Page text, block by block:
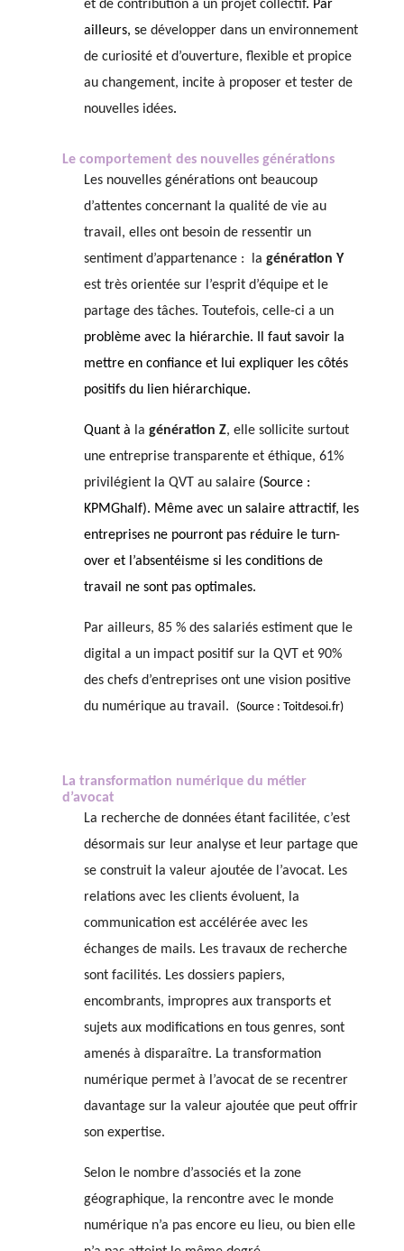
et de contribution à un projet collectif. Par
ailleurs, se développer dans un environnement
de curiosité et d’ouverture, flexible et propice
au changement, incite à proposer et tester de
nouvelles idées.
Le comportement des nouvelles générations
Les nouvelles générations ont beaucoup
d’attentes concernant la qualité de vie au
travail, elles ont besoin de ressentir un
sentiment d’appartenance :
la génération Y
est très orientée sur l’esprit d’équipe et le
partage des tâches. Toutefois, celle-ci a un
problème avec la hiérarchie. Il faut savoir la
mettre en confiance et lui expliquer les côtés
positifs du lien hiérarchique.
Quant à la génération Z, elle sollicite surtout
une entreprise transparente et éthique, 61%
privilégient la QVT au salaire(Source :
KPMGhalf). Même avec un salaire attractif, les
entreprises ne pourront pas réduire le turn-
over et l’absentéisme si les conditions de
travail ne sont pas optimales.
Par ailleurs, 85 % des salariés estiment que le
digital a un impact positif sur la QVT et 90%
des chefs d’entreprises ont une vision positive
du numérique au travail.
(Source : Toitdesoi.fr)
La transformation numérique du métier
d’avocat
La recherche de données étant facilitée, c’est
désormais sur leur analyse et leur partage que
se construit la valeur ajoutée de l’avocat. Les
relations avec les clients évoluent, la
communication est accélérée avec les
échanges de mails. Les travaux de recherche
sont facilités. Les dossiers papiers,
encombrants, impropres aux transports et
sujets aux modifications en tous genres, sont
amenés à disparaître. La transformation
numérique permet à l’avocat de se recentrer
davantage sur la valeur ajoutée que peut offrir
son expertise.
Selon le nombre d’associés et la zone
géographique, la rencontre avec le monde
numérique n’a pas encore eu lieu, ou bien elle